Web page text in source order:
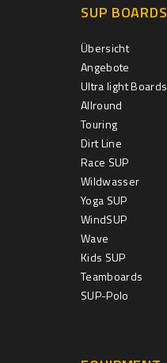
SUP BOARDS
Übersicht
Angebote
Ultra light Boards
Allround
Touring
Dirt Line
Race SUP
Wildwasser
Yoga SUP
WindSUP
Wave
Kids SUP
Teamboards
SUP-Polo